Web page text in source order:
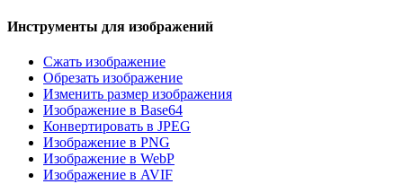
Инструменты для изображений
Сжать изображение
Обрезать изображение
Изменить размер изображения
Изображение в Base64
Конвертировать в JPEG
Изображение в PNG
Изображение в WebP
Изображение в AVIF